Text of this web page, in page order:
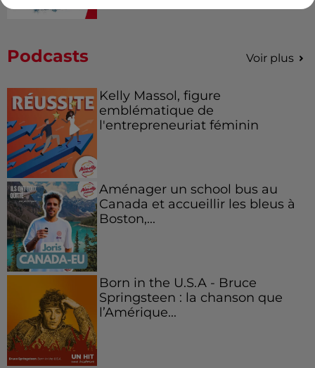
Podcasts Voir plus
Kelly Massol, figure
emblématique de
l'entrepreneuriat féminin
Aménager un school bus au
Canada et accueillir les bleus à
Boston,...
Born in the U.S.A - Bruce
Springsteen : la chanson que
l’Amérique...